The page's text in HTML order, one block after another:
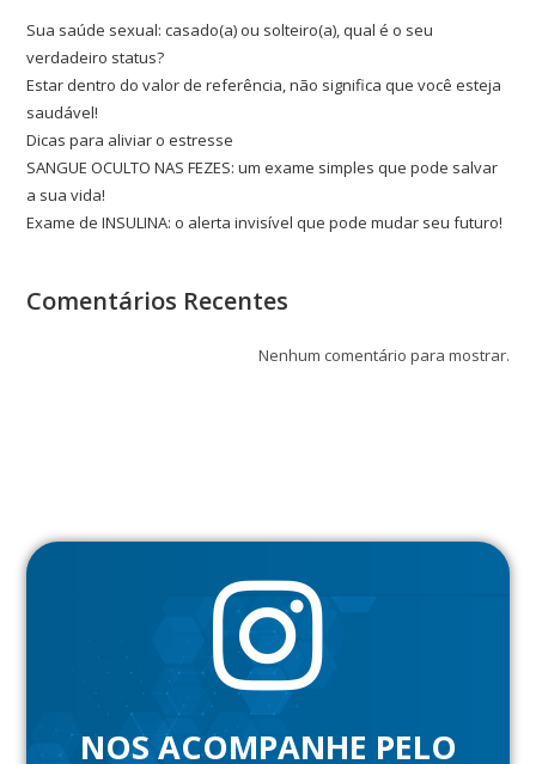
Sua saúde sexual: casado(a) ou solteiro(a), qual é o seu
verdadeiro status?
Estar dentro do valor de referência, não significa que você esteja
saudável!
Dicas para aliviar o estresse
SANGUE OCULTO NAS FEZES: um exame simples que pode salvar
a sua vida!
Exame de INSULINA: o alerta invisível que pode mudar seu futuro!
Comentários Recentes
Nenhum comentário para mostrar.
NOS ACOMPANHE PELO